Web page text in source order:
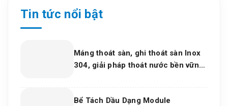
Tin tức nổi bật
Máng thoát sàn, ghi thoát sàn Inox
304, giải pháp thoát nước bền vững
Bể Tách Dầu Dạng Module